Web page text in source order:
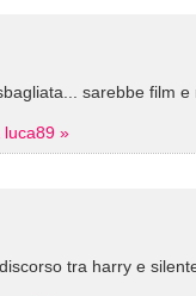
sarebbe film
luca89 »
tra harry e